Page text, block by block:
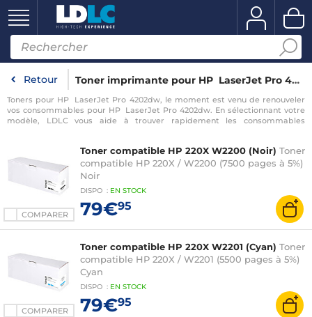
Retour Toner imprimante pour HP LaserJet Pro 4202dw
Toners pour HP LaserJet Pro 4202dw, le moment est venu de renouveler
vos consommables pour HP LaserJet Pro 4202dw. En sélectionnant votre
modèle, LDLC vous aide à trouver rapidement les consommables
COMPARER
Toner compatible HP 220X W2200 (Noir) Toner
compatible HP 220X / W2200 (7500 pages à 5%)
Noir
DISPO : EN STOCK
79€95
COMPARER
Toner compatible HP 220X W2201 (Cyan) Toner
compatible HP 220X / W2201 (5500 pages à 5%)
Cyan
DISPO : EN STOCK
79€95